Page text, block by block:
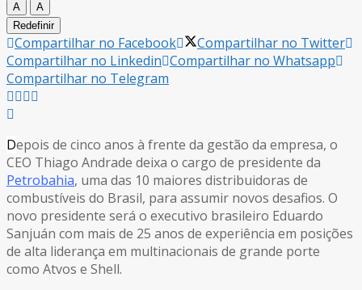
A
A
Redefinir
Compartilhar no Facebook
Compartilhar no Twitter
Compartilhar no Linkedin Compartilhar no Whatsapp
Compartilhar no Telegram
Depois de cinco anos à frente da gestão da empresa, o
CEO Thiago Andrade deixa o cargo de presidente da
Petrobahia, uma das 10 maiores distribuidoras de
combustíveis do Brasil, para assumir novos desafios. O
novo presidente será o executivo brasileiro Eduardo
Sanjuán com mais de 25 anos de experiência em posições
de alta liderança em multinacionais de grande porte
como Atvos e Shell.